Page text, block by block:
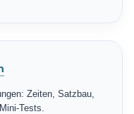
Zeiten, Satzbau,
Tests.